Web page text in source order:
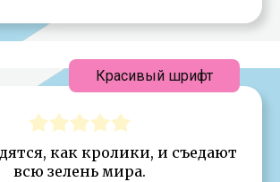
как кролики, и съедают
всю зелень мира.
Красивый шрифт